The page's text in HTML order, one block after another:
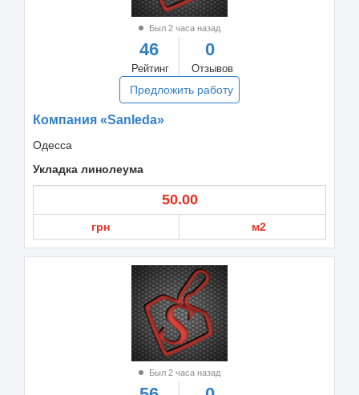
Был 2 часа назад
46
Рейтинг
0
Отзывов
Предложить работу
Компания «Sanleda»
Одесса
Укладка линолеума
50.00
грн м2
Был 2 часа назад